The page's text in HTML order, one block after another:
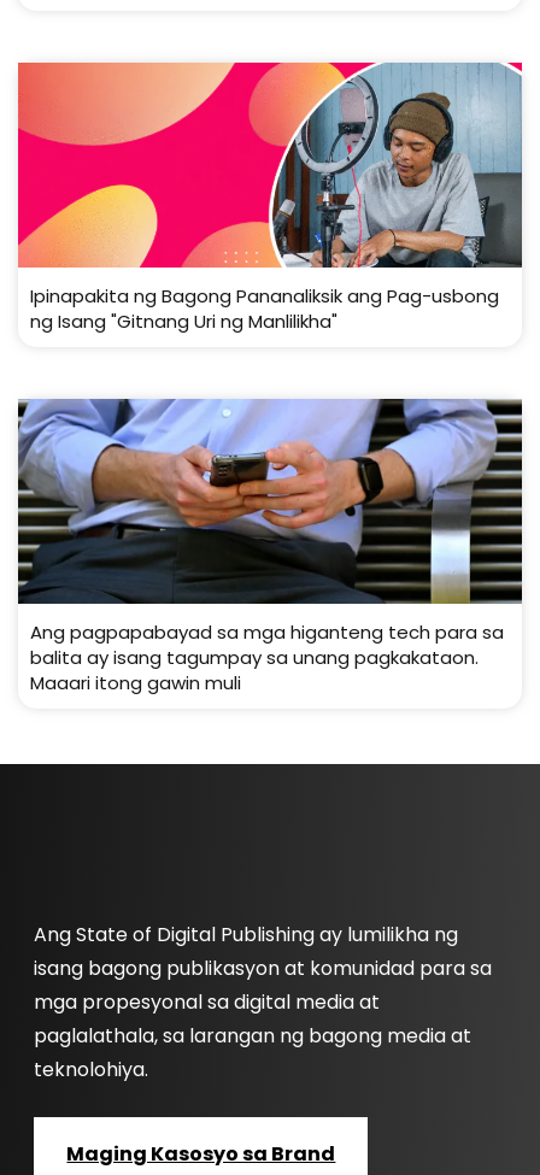
Ipinapakita ng Bagong Pananaliksik ang Pag-usbong
ng Isang "Gitnang Uri ng Manlilikha"
Ang pagpapabayad sa mga higanteng tech para sa
balita ay isang tagumpay sa unang pagkakataon.
Maaari itong gawin muli
Ang State of Digital Publishing ay lumilikha ng
isang bagong publikasyon at komunidad para sa
mga propesyonal sa digital media at
paglalathala, sa larangan ng bagong media at
teknolohiya.
Maging Kasosyo sa Brand